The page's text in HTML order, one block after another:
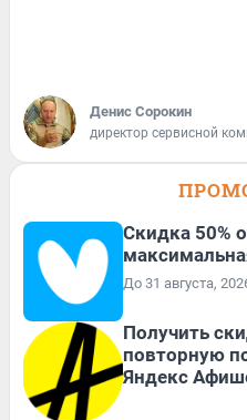
Денис Сорокин
директор сервисной
Скидка 50%
До 31 августа,
Получить
повторную
Яндекс